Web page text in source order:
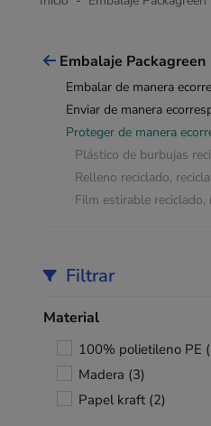
Embalaje Packagreen
Embalar de manera
Enviar de manera
Proteger de manera
Plástico de burbujas
Relleno reciclado,
Film estirable reciclado,
Filtrar
Material
100% polietileno PE
Madera (3)
Papel kraft (2)